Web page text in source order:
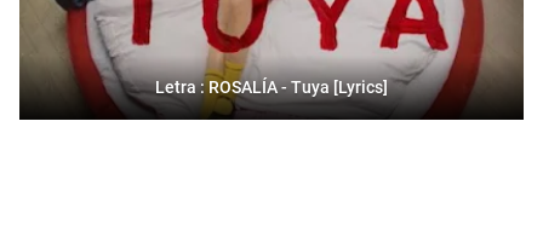
Letra : ROSALÍA - Tuya [Lyrics]